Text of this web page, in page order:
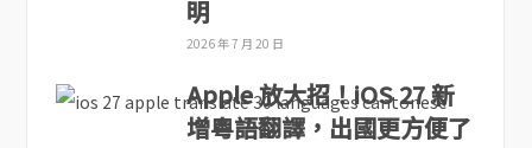
明
2026 年 7 月 20 日
Apple 放大招！iOS 27 新
增粵語翻譯，出國更方便了